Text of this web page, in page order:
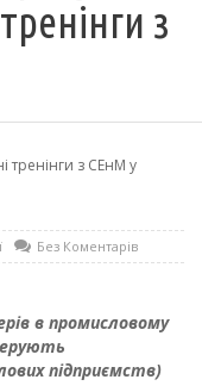
з
тренінги з СЕнМ у
Без Коментарів
в промисловому
підприємств)